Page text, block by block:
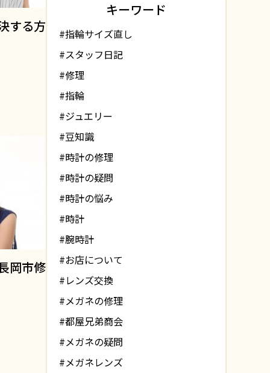
する方
岡市修
キーワード
#指輪サイズ直し
#スタッフ日記
#修理
#指輪
#ジュエリー
#豆知識
#時計の修理
#時計の疑問
#時計の悩み
#時計
#腕時計
#お店について
#レンズ交換
#メガネの修理
#都屋兄弟商会
#メガネの疑問
#メガネレンズ